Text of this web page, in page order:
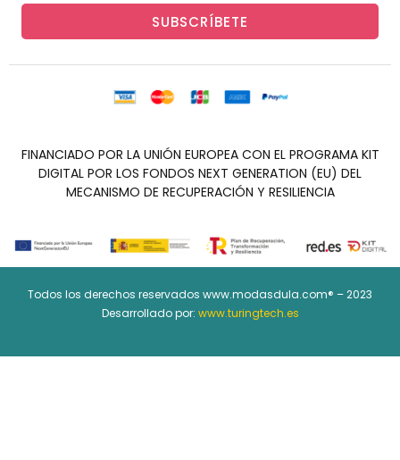
SUBSCRÍBETE
FINANCIADO POR LA UNIÓN EUROPEA CON EL PROGRAMA KIT
DIGITAL POR LOS FONDOS NEXT GENERATION (EU) DEL
MECANISMO DE RECUPERACIÓN Y RESILIENCIA
Todos los derechos reservados www.modasdula.com® – 2023
Desarrollado por: www.turingtech.es